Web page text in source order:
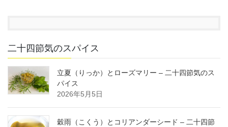
二十四節気のスパイス
立夏（りっか）とローズマリー – 二十四節気のス
パイス
2026年5月5日
穀雨（こくう）とコリアンダーシード – 二十四節